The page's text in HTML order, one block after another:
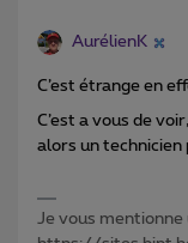
AurélienK
C’est étrange en
C’est a vous de
alors un
Je vous mentionne